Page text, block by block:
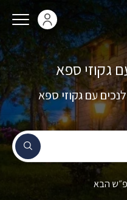
גקוזי ספא
עם גקוזי ספא
הבא